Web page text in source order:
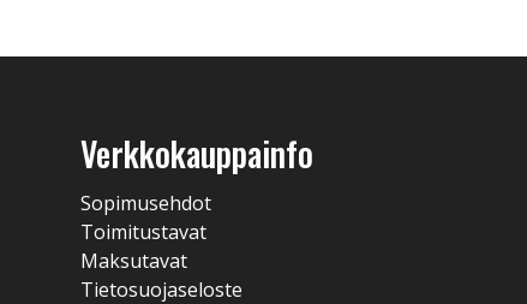
Verkkokauppainfo
Sopimusehdot
Toimitustavat
Maksutavat
Tietosuojaseloste